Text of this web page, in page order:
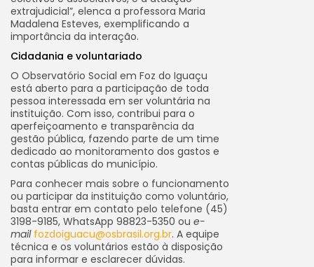
extrajudicial”, elenca a professora Maria
Madalena Esteves, exemplificando a
importância da interação.
Cidadania e voluntariado
O Observatório Social em Foz do Iguaçu
está aberto para a participação de toda
pessoa interessada em ser voluntária na
instituição. Com isso, contribui para o
aperfeiçoamento e transparência da
gestão pública, fazendo parte de um time
dedicado ao monitoramento dos gastos e
contas públicas do município.
Para conhecer mais sobre o funcionamento
ou participar da instituição como voluntário,
basta entrar em contato pelo telefone (45)
3198-9185, WhatsApp 98823-5350 ou e-
mail fozdoiguacu@osbrasil.org.br. A equipe
técnica e os voluntários estão à disposição
para informar e esclarecer dúvidas.